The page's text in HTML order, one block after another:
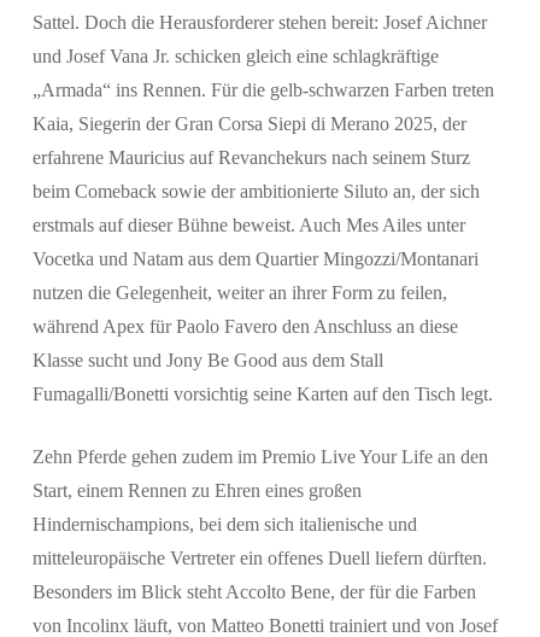
Sattel. Doch die Herausforderer stehen bereit: Josef Aichner
und Josef Vana Jr. schicken gleich eine schlagkräftige
„Armada“ ins Rennen. Für die gelb-schwarzen Farben treten
Kaia, Siegerin der Gran Corsa Siepi di Merano 2025, der
erfahrene Mauricius auf Revanchekurs nach seinem Sturz
beim Comeback sowie der ambitionierte Siluto an, der sich
erstmals auf dieser Bühne beweist. Auch Mes Ailes unter
Vocetka und Natam aus dem Quartier Mingozzi/Montanari
nutzen die Gelegenheit, weiter an ihrer Form zu feilen,
während Apex für Paolo Favero den Anschluss an diese
Klasse sucht und Jony Be Good aus dem Stall
Fumagalli/Bonetti vorsichtig seine Karten auf den Tisch legt.
Zehn Pferde gehen zudem im Premio Live Your Life an den
Start, einem Rennen zu Ehren eines großen
Hindernischampions, bei dem sich italienische und
mitteleuropäische Vertreter ein offenes Duell liefern dürften.
Besonders im Blick steht Accolto Bene, der für die Farben
von Incolinx läuft, von Matteo Bonetti trainiert und von Josef